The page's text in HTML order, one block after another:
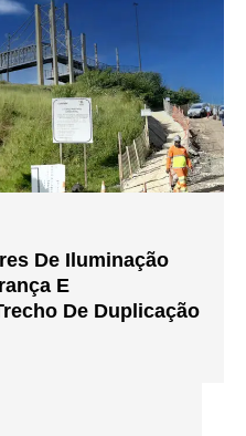
De Iluminação
E
De Duplicação